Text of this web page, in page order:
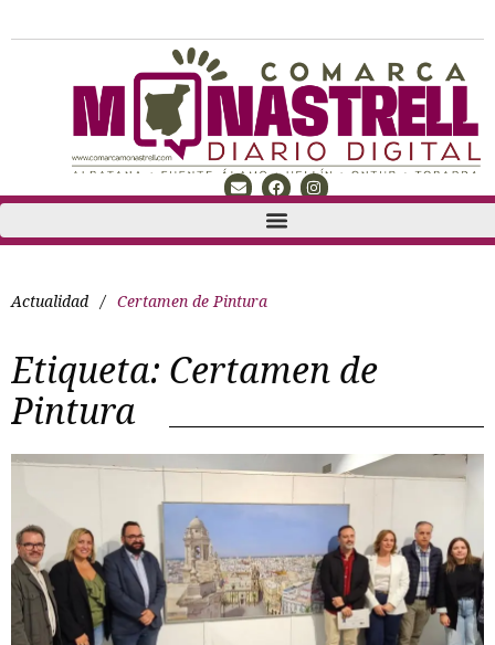
Actualidad / Certamen de Pintura
Etiqueta: Certamen de
Pintura